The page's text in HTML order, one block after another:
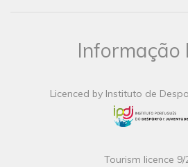
Informação
Licenced by Instituto de
Tourism licence 9/